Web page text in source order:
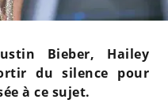
Bieber, Hailey
du silence pour
à ce sujet.